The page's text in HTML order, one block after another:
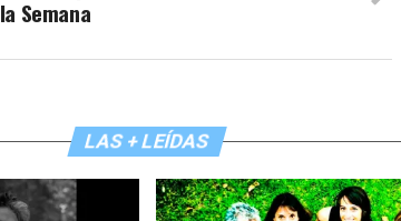
la Semana
LAS + LEÍDAS